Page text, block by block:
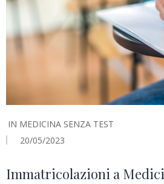
IN MEDICINA SENZA TEST
20/05/2023
Immatricolazioni a